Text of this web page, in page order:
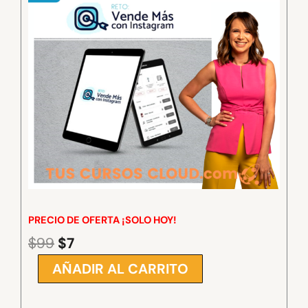
PRECIO DE OFERTA ¡SOLO HOY!
$99El
precio
original
$7El
precio
actual
AÑADIR AL CARRITO